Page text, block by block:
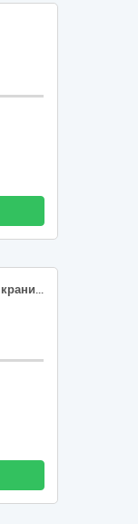
42130000-9 Арматура трубопровідна: крани, вентилі, клапани та подібні пристрої (Кран кульовий)